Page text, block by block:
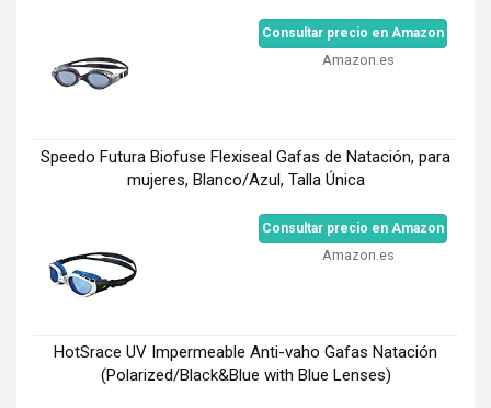
Consultar precio en Amazon
Amazon.es
Speedo Futura Biofuse Flexiseal Gafas de Natación, para
mujeres, Blanco/Azul, Talla Única
Consultar precio en Amazon
Amazon.es
HotSrace UV Impermeable Anti-vaho Gafas Natación
(Polarized/Black&Blue with Blue Lenses)